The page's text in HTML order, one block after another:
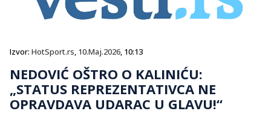
Izvor: HotSport.rs, 10.Maj.2026, 10:13
NEDOVIĆ OŠTRO O KALINIĆU:
„STATUS REPREZENTATIVCA NE
OPRAVDAVA UDARAC U GLAVU!“